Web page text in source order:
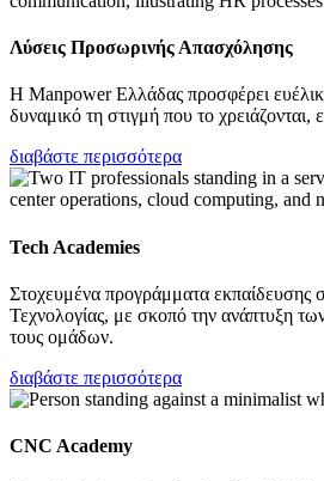
Λύσεις Προσωρινής Απασχόλησης
Η Manpower Ελλάδας προσφέρει
δυναμικό τη στιγμή που το
διαβάστε περισσότερα
Tech Academies
Στοχευμένα προγράμματα εκπαίδευσης
Τεχνολογίας, με σκοπό την ανάπτυξη
τους ομάδων.
διαβάστε περισσότερα
CNC Academy